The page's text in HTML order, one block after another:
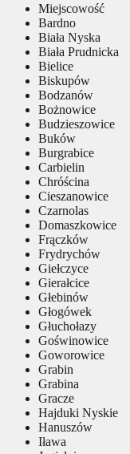
Miejscowość
Bardno
Biała Nyska
Biała Prudnicka
Bielice
Biskupów
Bodzanów
Bożnowice
Budzieszowice
Buków
Burgrabice
Carbielin
Chróścina
Cieszanowice
Czarnolas
Domaszkowice
Frączków
Frydrychów
Giełczyce
Gierałcice
Głebinów
Głogówek
Głuchołazy
Goświnowice
Goworowice
Grabin
Grabina
Gracze
Hajduki Nyskie
Hanuszów
Iława